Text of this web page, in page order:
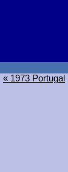
« 1973 Portugal